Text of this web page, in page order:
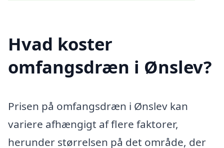
Hvad koster
omfangsdræn i Ønslev?
Prisen på omfangsdræn i Ønslev kan
variere afhængigt af flere faktorer,
herunder størrelsen på det område, der